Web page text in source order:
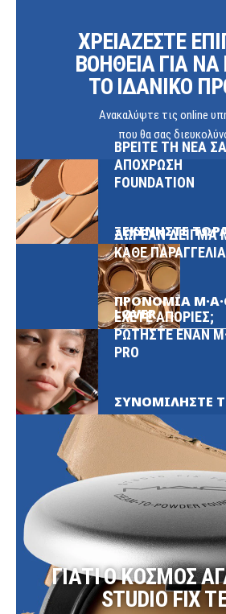
ΧΡΕΙΑΖΕΣΤΕ
ΒΟΗΘΕΙΑ ΓΙΑ ΝΑ
ΤΟ ΙΔΑΝΙΚΟ
Ανακαλύψτε τις online
που θα σας
ΒΡΕΙΤΕ ΤΗ ΝΕΑ
ΑΠΟΧΡΩΣΗ
FOUNDATION
ΞΕΚΙΝΗΣΤΕ
ΔΩΡΕΑΝ ΔΕΙΓΜΑ
ΚΑΘΕ ΠΑΡΑΓΓΕΛΙΑ
ΠΡΟΝΟΜΙΑ
LOVER
ΕΧΕΤΕ ΑΠΟΡΙΕΣ;
ΡΩΤΗΣΤΕ ΕΝΑΝ
PRO
ΣΥΝΟΜΙΛΗΣΤΕ
ΓΙΑΤΙ Ο ΚΟΣΜΟΣ
STUDIO FIX